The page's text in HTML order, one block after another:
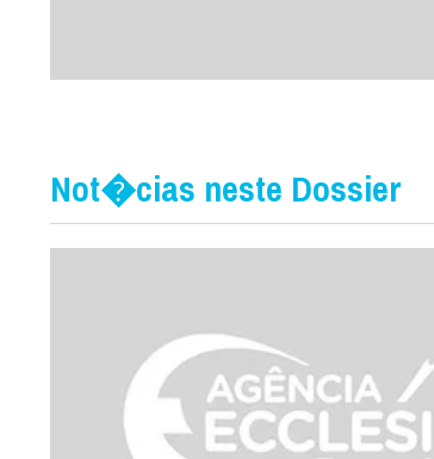
Not�cias neste Dossier